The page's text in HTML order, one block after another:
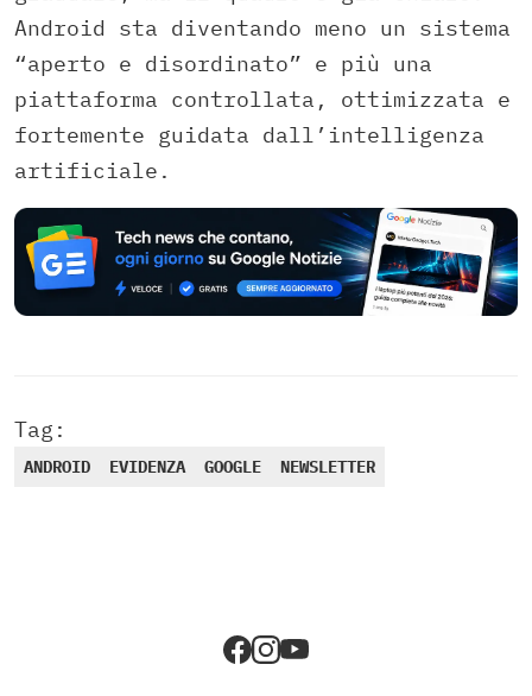
Android sta diventando meno un sistema
“aperto e disordinato” e più una
piattaforma controllata, ottimizzata e
fortemente guidata dall’intelligenza
artificiale.
Tag:
ANDROID EVIDENZA GOOGLE NEWSLETTER